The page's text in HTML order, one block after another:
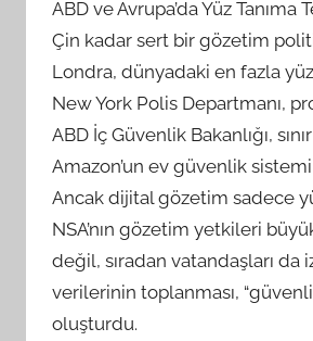
ABD ve Avrupa’da Yüz Tanıma
Çin kadar sert bir gözetim
Londra, dünyadaki en fazla
New York Polis Departmanı,
ABD İç Güvenlik Bakanlığı,
Amazon’un ev güvenlik sistemi
Ancak dijital gözetim sadece
NSA’nın gözetim yetkileri
değil, sıradan vatandaşları
verilerinin toplanması,
oluşturdu.